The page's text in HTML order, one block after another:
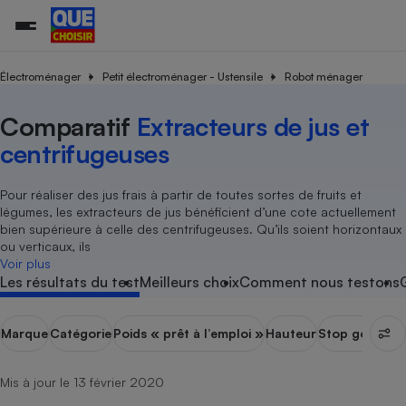
Électroménager Petit électroménager - Ustensile Robot ménager
Comparatif Extracteurs de jus et
centrifugeuses
Pour réaliser des jus frais à partir de toutes sortes de fruits et
légumes, les extracteurs de jus bénéficient d’une cote actuellement
bien supérieure à celle des centrifugeuses. Qu’ils soient horizontaux
ou verticaux, ils
Voir plus
Les résultats du testMeilleurs choixComment nous testons
MarqueCatégoriePoids « prêt à l’emploi »HauteurStop gouttes
Mis à jour le 13 février 2020
Additifs
Agriculture
Achat - Vente - Location
Marketing - Fidélisation
Organismes de défense
Déchet
Location
Vacances - Tourisme
électrique
Senior
Train
Toutes les actualités
Enquêtes
Guides d'achat
Conseils
Brèves
Tous les services
Soumettre un litige
Lettres types
Tous nos combats
Nos actions
Nos grandes victoires
Les billets de la présidente
Nos associations locales
Nous rejoindre
nous ?
L’association
Nos missions
Notre méthodologie
Notre financement
Nos partenaires
Nous rejoindre